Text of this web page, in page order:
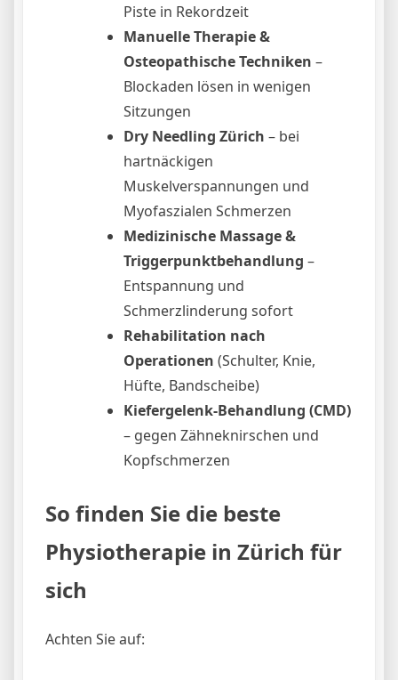
Piste in Rekordzeit
Manuelle Therapie &
Osteopathische Techniken –
Blockaden lösen in wenigen
Sitzungen
Dry Needling Zürich – bei
hartnäckigen
Muskelverspannungen und
Myofaszialen Schmerzen
Medizinische Massage &
Triggerpunktbehandlung –
Entspannung und
Schmerzlinderung sofort
Rehabilitation nach
Operationen (Schulter, Knie,
Hüfte, Bandscheibe)
Kiefergelenk-Behandlung (CMD)
– gegen Zähneknirschen und
Kopfschmerzen
So finden Sie die beste
Physiotherapie in Zürich für
sich
Achten Sie auf: